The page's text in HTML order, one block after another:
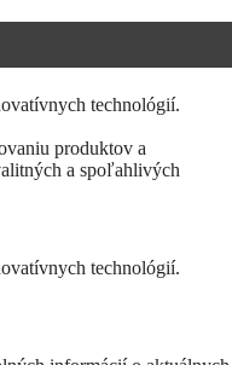
technológií.
produktov a
a spoľahlivých
technológií.